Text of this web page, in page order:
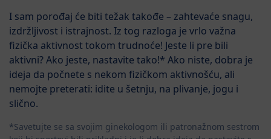
I sam porođaj će biti težak takođe – zahtevaće snagu,
izdržljivost i istrajnost. Iz tog razloga je vrlo važna
fizička aktivnost tokom trudnoće! Jeste li pre bili
aktivni? Ako jeste, nastavite tako!* Ako niste, dobra je
ideja da počnete s nekom fizičkom aktivnošću, ali
nemojte preterati: idite u šetnju, na plivanje, jogu i
slično.
*Savetujte se sa svojim ginekologom ili patronažnom sestrom